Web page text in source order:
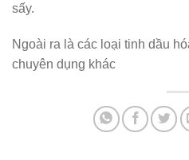
sấy.
Ngoài ra là các loại tinh dầu
chuyên dụng khác